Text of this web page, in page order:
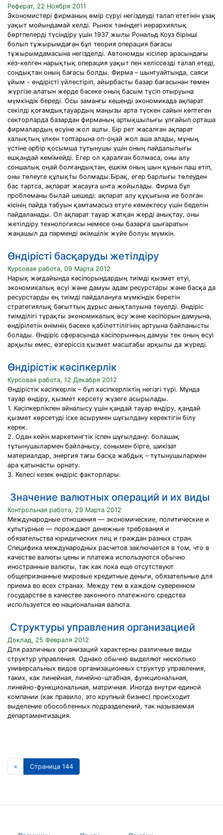
Реферат, 22 Ноября 2011
Экономистері фирманың өмір сүруі негіздеуді талап ететінін ұзақ
уақыт мойындамай келді. Рынок тәніндегі иерархиялық
бөртпелерді түсіндіру үшін 1937 жылы Рональд Коуз бірінші
болып тұжырымдаған бұл теория операция бағасы
тұжырымдамасына негізделді. Автономды кісілер арасындағы
кез-келген нарықтық операция уақыт пен келіссөзді талап етеді,
сондықтан оның бағасы болды. Фирма – шынтуайтында, саяси
ұйым - өндірісті үйлестіріп, айырбасты базар бағасынан төмен
жүргізе алатын жерде бәсеке оның басым түсіп отыруына
мүмкіндік береді. Осы заманғы кешенді экономикада ақпарат
секілді қоғамдықтауардың маңызы арта түскен сайын көптеген
секторларда базардан фирманың артықшылығы ұлғайып орташа
фирмалардың өсуіне жол ашты. Бір рет жасалған ақпарат
халықтың үлкен топтарына оп-оңай жол аша алады, мұның
үстіне әрбір қосымша тұтынушы үшін оның пайдалылығы
ешқандай кемімейді. Егер ол қаралған болмаса, оны алу
соншалық оңай болғандықтан, ешкім оның шын құнын паш етіп,
оны төлеуге құлықты болмады.Бірақ, егер барлығы төлеуден
бас тартса, ақпарат жасауға ынта жойылады. Фирма бұл
проблеманы былай шешеді: ақпарат алу құқығына ие болған
кісінің пайда табуын қамтамасыз етуге көмектесу үшін беделін
пайдаланады. Ол ақпарат тауар жатқан жерді анықтау, оны
жетілдіру технологиясы немесе оны базарға шығаратын
жаңашыл да пәрменді әкімшілік жүйе болуы мүмкін.
Өндірісті басқаруды жетілдіру
Курсовая работа, 09 Марта 2012
Нарық жағдайында кәсіпорындардың тиімді қызмет етуі,
экономикалық өсуі және дамуы адам ресурстары және басқа да
ресурстарды ең тиімді пайдалануға мүмкіндік беретін
стратегиялық бағыттың дұрыс анықталуына тәуелді. Өндіріс
тиімділігі тұрақты экономикалық өсу және кәсіпорын дамуына,
өндірілетін өнімнің бәсеке қабілеттілігінің артуына байланысты
болады. Өндіріс сферасында кәсіпорынның дамуы тек оның өсуі
арқылы емес, өзгеріссіз қызмет масштабы арқылы да жүреді.
Өндірістік кәсіпкерлік
Курсовая работа, 12 Декабря 2012
Өндірістік кәсіпкерлік – бұл кәсіпкерліктің негізгі түрі. Мұнда
тауар өндіру, қызмет көрсету жүзеге асырылады.
1. Кәсіпкерлікпен айналысу үшін қандай тауар өндіру, қандай
қызмет көрсетуді іске асырумен шұғылдану керектігін білу
керек.
2. Одан кейін маркетингтік іспен шұғылдану: болашақ
тұтынушылармен байланысу, сонымен бірге, шикізат
материалдар, энергия тағы басқа жабдық – тұтынушылармен
ара қатынасты орнату.
3. Келесі кезек өндіріс факторлары.
Значение валютных операций и их виды
Контрольная работа, 29 Марта 2012
Международные отношения — экономические, политические и
культурные — порождают денежные требования и
обязательства юридических лиц и граждан разных стран.
Специфика международных расчетов заключается в том, что в
качестве валюты цены и платежа используются обычно
иностранные валюты, так как пока еще отсутствуют
общепризнанные мировые кредитные деньги, обязательные для
приема во всех странах. Между тем в каждом суверенном
государстве в качестве законного платежного средства
используется ее национальная валюта.
Структуры управления организацией
Доклад, 25 Февраля 2012
Для различных организаций характерны различные виды
структур управления. Однако обычно выделяют несколько
универсальных видов организационных структур управления,
таких, как линейная, линейно-штабная, функциональная,
линейно-функциональная, матричная. Иногда внутри единой
компании (как правило, это крупный бизнес) происходит
выделение обособленных подразделений, так называемая
департаментизация.
« Страница 144